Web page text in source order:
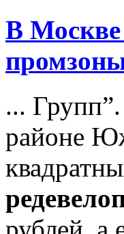
В Москве
...
районе